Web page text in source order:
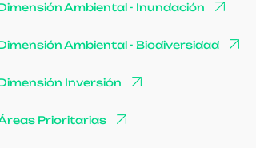
Ambiental - Inundación
Ambiental - Biodiversidad
Inversión
Prioritarias